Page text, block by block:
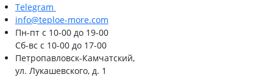
Telegram
info@teploe-more.com
Пн-птс 10-00 до 19-00
Сб-вс с 10-00 до 17-00
Петропавловск-Камчатский,
ул. Лукашевского, д. 1